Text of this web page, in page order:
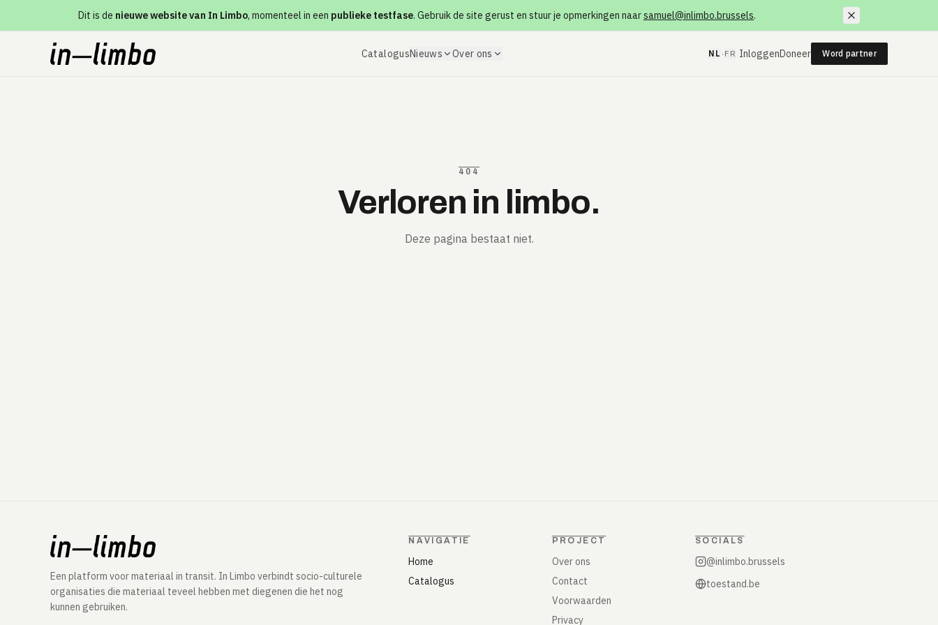
Dit is de nieuwe website van In Limbo, momenteel in een publieke testfase. Gebruik de site gerust en stuur je opmerkingen naarsamuel@inlimbo.brussels.
CatalogusNieuws Over ons NL · FR InloggenDoneer Word partner
404
Verloren in limbo.
Deze pagina bestaat niet.
Een platform voor materiaal in transit. In Limbo verbindt socio-culturele
organisaties die materiaal teveel hebben met diegenen die het nog
kunnen gebruiken.
NAVIGATIE
Home
Catalogus
PROJECT
Over ons
Contact
Voorwaarden
Privacy
SOCIALS
@inlimbo.brussels
toestand.be